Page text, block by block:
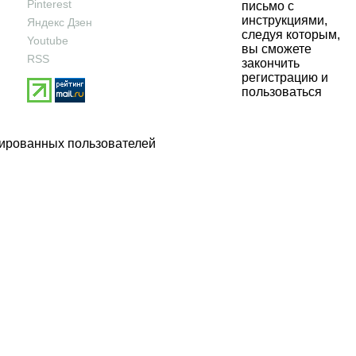
Pinterest
Яндекс Дзен
Youtube
RSS
письмо с
инструкциями,
следуя которым,
вы сможете
закончить
регистрацию и
пользоваться
пользователей